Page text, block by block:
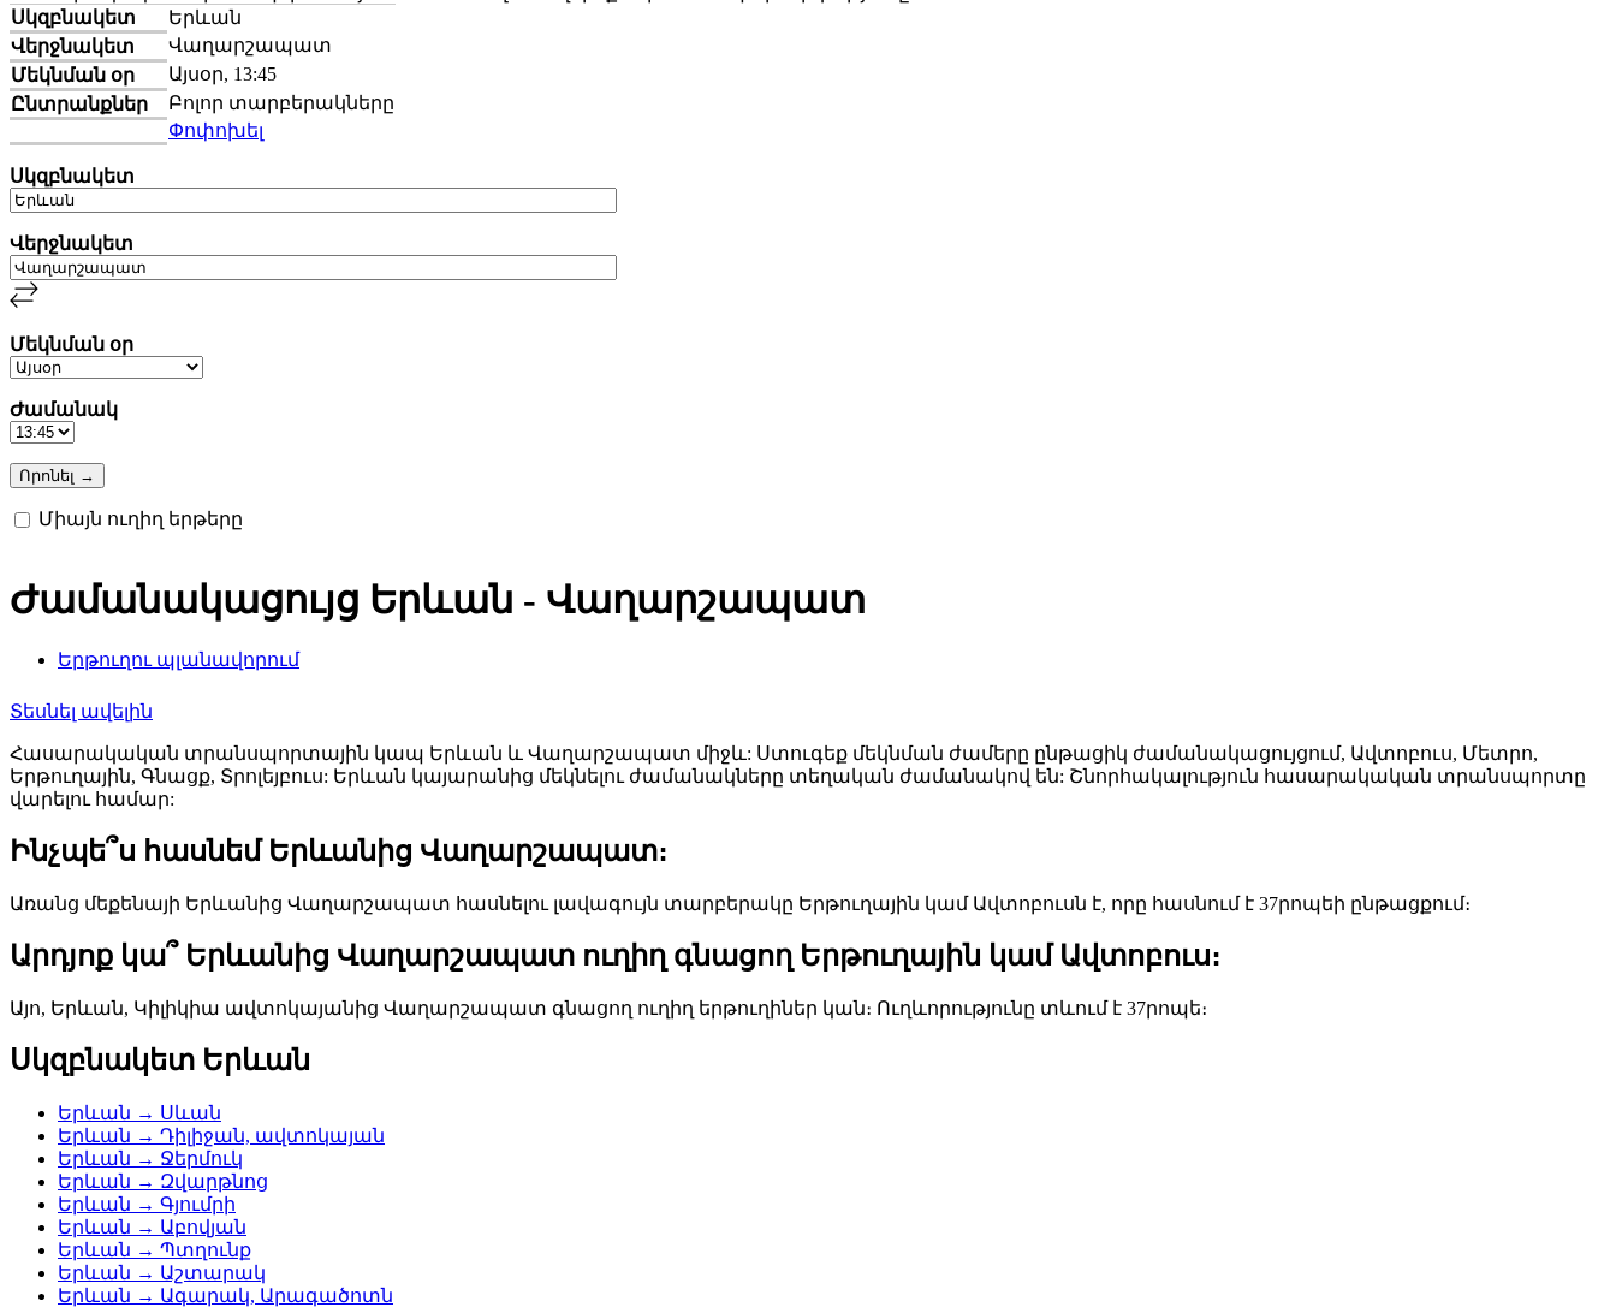
Սկզբնակետ
Երևան
Վերջնակետ
Վաղարշապատ
Մեկնման օր
Այսօր, 13:45
Ընտրանքներ
Բոլոր տարբերակները
Փոփոխել
Սկզբնակետ
Վերջնակետ
Մեկնման օր
Ժամանակ
Միայն ուղիղ երթերը
Ժամանակացույց Երևան - Վաղարշապատ
Երթուղու պլանավորում
Տեսնել ավելին
Հասարակական տրանսպորտային կապ Երևան և Վաղարշապատ միջև: Ստուգեք մեկնման ժամերը ընթացիկ ժամանակացույցում, Ավտոբուս, Մետրո,
Երթուղային, Գնացք, Տրոլեյբուս: Երևան կայարանից մեկնելու ժամանակները տեղական ժամանակով են: Շնորհակալություն հասարակական տրանսպորտը
վարելու համար:
Ինչպե՞ս հասնեմ Երևանից Վաղարշապատ։
Առանց մեքենայի Երևանից Վաղարշապատ հասնելու լավագույն տարբերակը Երթուղային կամ Ավտոբուսն է, որը հասնում է 37րոպեի ընթացքում։
Արդյոք կա՞ Երևանից Վաղարշապատ ուղիղ գնացող Երթուղային կամ Ավտոբուս։
Այո, Երևան, Կիլիկիա ավտոկայանից Վաղարշապատ գնացող ուղիղ երթուղիներ կան։ Ուղևորությունը տևում է 37րոպե։
Սկզբնակետ Երևան
Երևան → Սևան
Երևան → Դիլիջան, ավտոկայան
Երևան → Ջերմուկ
Երևան → Զվարթնոց
Երևան → Գյումրի
Երևան → Աբովյան
Երևան → Պտղունք
Երևան → Աշտարակ
Երևան → Ագարակ, Արագածոտն